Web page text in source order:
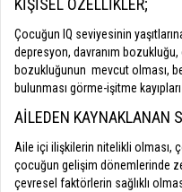
KİŞİSEL ÖZELLİKLER;
Çocuğun IQ seviyesinin
depresyon, davranım
bozukluğunun mevcut olması,
bulunması görme-işitme
AİLEDEN KAYNAKLANAN
Aile içi ilişkilerin nitelikli olması,
çocuğun gelişim dönemlerinde
çevresel faktörlerin sağlıklı